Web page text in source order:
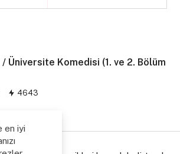
Üniversite Komedisi (1. ve 2. Bölüm
4643
en iyi